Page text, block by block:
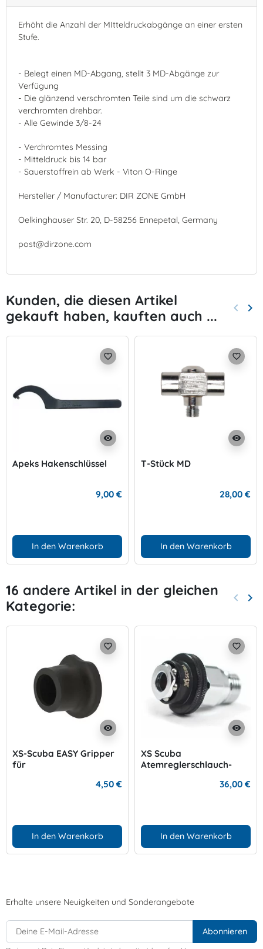
Erhöht die Anzahl der MItteldruckabgänge an einer ersten
Stufe.
- Belegt einen MD-Abgang, stellt 3 MD-Abgänge zur
Verfügung
- Die glänzend verschromten Teile sind um die schwarz
verchromten drehbar.
- Alle Gewinde 3/8-24
- Verchromtes Messing
- Mitteldruck bis 14 bar
- Sauerstoffrein ab Werk - Viton O-Ringe
Hersteller / Manufacturer: DIR ZONE GmbH
Oelkinghauser Str. 20, D-58256 Ennepetal, Germany
post@dirzone.com
Kunden, die diesen Artikel
gekauft haben, kauften auch ...
Zurück
keyboard_arrow_left keyboard_arrow_right
visibility
favorite_border
Apeks Hakenschlüssel
9,00 €
In den Warenkorb
visibility
favorite_border
T-Stück MD
28,00 €
In den Warenkorb
16 andere Artikel in der gleichen
Kategorie:
Zurück
keyboard_arrow_left keyboard_arrow_right
visibility
favorite_border
XS-Scuba EASY Gripper
für
4,50 €
In den Warenkorb
visibility
favorite_border
XS Scuba
Atemreglerschlauch-
36,00 €
In den Warenkorb
Erhalte unsere Neuigkeiten und Sonderangebote